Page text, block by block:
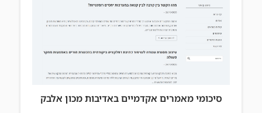
סיכומי מאמרים אקדמיים באדיבות מכון אלבק